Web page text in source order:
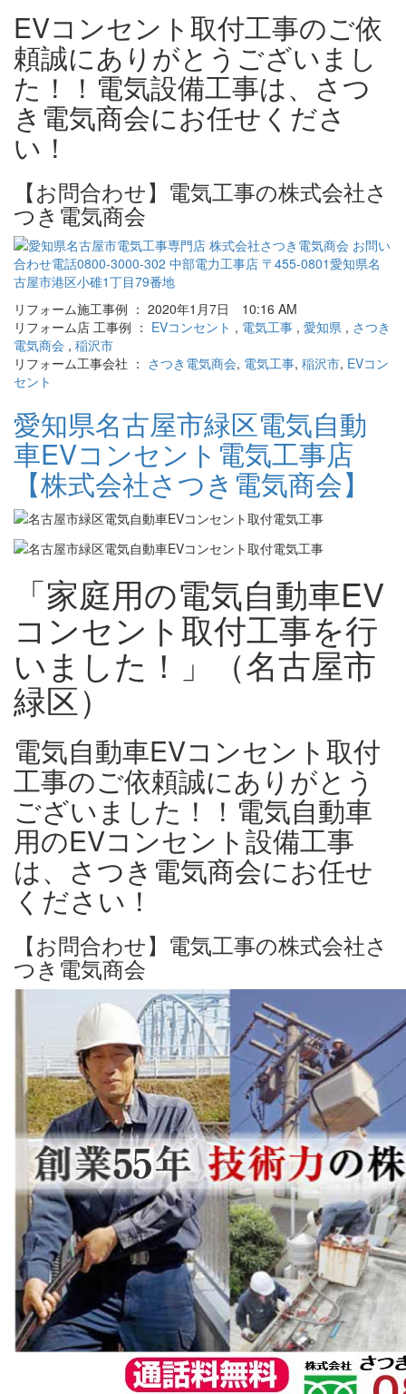
EVコンセント取付工事のご依
頼誠にありがとうございまし
た！！電気設備工事は、さつ
き電気商会にお任せくださ
い！
【お問合わせ】電気工事の株式会社さ
つき電気商会
リフォーム施工事例 ： 2020年1月7日 10:16 AM
リフォーム店 工事例 ： EVコンセント , 電気工事 , 愛知県 , さつき
電気商会 , 稲沢市
リフォーム工事会社 ： さつき電気商会, 電気工事, 稲沢市, EVコン
セント
愛知県名古屋市緑区電気自動
車EVコンセント電気工事店
【株式会社さつき電気商会】
「家庭用の電気自動車EV
コンセント取付工事を行
いました！」（名古屋市
緑区）
電気自動車EVコンセント取付
工事のご依頼誠にありがとう
ございました！！電気自動車
用のEVコンセント設備工事
は、さつき電気商会にお任せ
ください！
【お問合わせ】電気工事の株式会社さ
つき電気商会